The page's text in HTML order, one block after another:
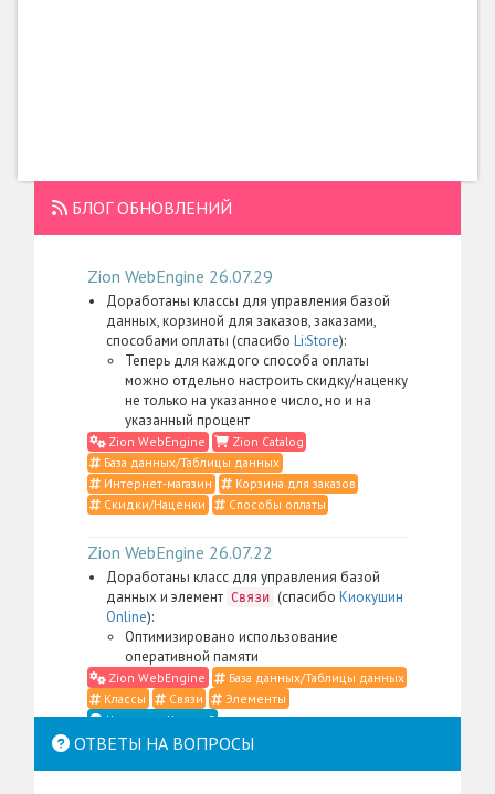
БЛОГ ОБНОВЛЕНИЙ
Zion WebEngine 26.07.29
Доработаны классы для управления базой
данных, корзиной для заказов, заказами,
способами оплаты (спасибо Li:Store):
Теперь для каждого способа оплаты
можно отдельно настроить скидку/наценку
не только на указанное число, но и на
указанный процент
Zion WebEngine
Zion Catalog
База данных/Таблицы данных
Интернет-магазин
Корзина для заказов
Скидки/Наценки
Способы оплаты
Zion WebEngine 26.07.22
Доработаны класс для управления базой
данных и элемент Связи (спасибо Киокушин
Online):
Оптимизировано использование
оперативной памяти
Zion WebEngine
База данных/Таблицы данных
Классы
Связи
Элементы
Что такое Классы?
Zion WebEngine 26.07.21
ОТВЕТЫ НА ВОПРОСЫ